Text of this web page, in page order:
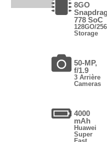
8GO
778 SoC
128GO/
Storage
50-MP,
f/1.9
3 Arrière
Cameras
4000
mAh
Huawei
Super